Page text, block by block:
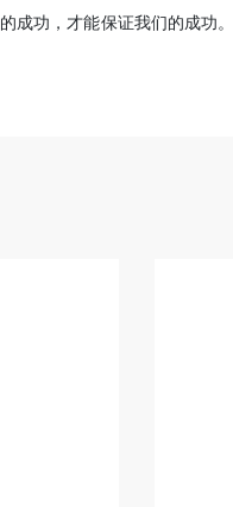
成功，才能保证我们的成功